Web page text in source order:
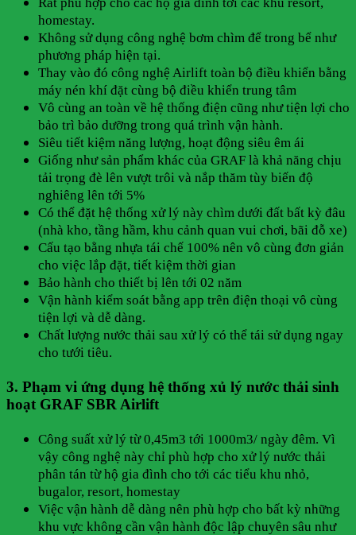
Rất phù hợp cho các hộ gia đình tới các khu resort,
homestay.
Không sử dụng công nghệ bơm chìm để trong bể như
phương pháp hiện tại.
Thay vào đó công nghệ Airlift toàn bộ điều khiển bằng
máy nén khí đặt cùng bộ điều khiển trung tâm
Vô cùng an toàn về hệ thống điện cũng như tiện lợi cho
bảo trì bảo dưỡng trong quá trình vận hành.
Siêu tiết kiệm năng lượng, hoạt động siêu êm ái
Giống như sản phẩm khác của GRAF là khả năng chịu
tải trọng đè lên vượt trôi và nắp thăm tùy biến độ
nghiêng lên tới 5%
Có thể đặt hệ thống xử lý này chìm dưới đất bất kỳ đâu
(nhà kho, tầng hầm, khu cảnh quan vui chơi, bãi đỗ xe)
Cấu tạo bằng nhựa tái chế 100% nên vô cùng đơn giản
cho việc lắp đặt, tiết kiệm thời gian
Bảo hành cho thiết bị lên tới 02 năm
Vận hành kiểm soát bằng app trên điện thoại vô cùng
tiện lợi và dễ dàng.
Chất lượng nước thải sau xử lý có thể tái sử dụng ngay
cho tưới tiêu.
3. Phạm vi ứng dụng hệ thống xủ lý nước thải sinh
hoạt GRAF SBR Airlift
Công suất xử lý từ 0,45m3 tới 1000m3/ ngày đêm. Vì
vậy công nghệ này chỉ phù hợp cho xử lý nước thải
phân tán từ hộ gia đình cho tới các tiểu khu nhỏ,
bugalor, resort, homestay
Việc vận hành dễ dàng nên phù hợp cho bất kỳ những
khu vực không cần vận hành độc lập chuyên sâu như